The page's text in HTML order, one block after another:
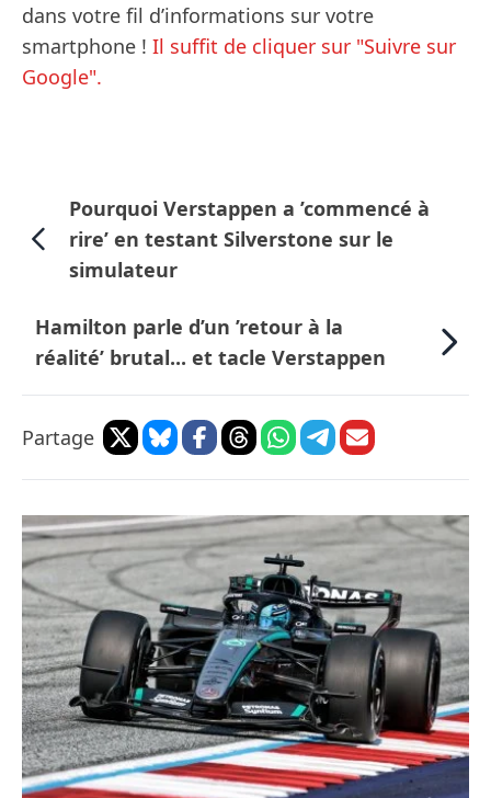
dans votre fil d’informations sur votre
smartphone ! Il suffit de cliquer sur "Suivre sur
Google".
Pourquoi Verstappen a ’commencé à
rire’ en testant Silverstone sur le
simulateur
Hamilton parle d’un ’retour à la
réalité’ brutal... et tacle Verstappen
Partage